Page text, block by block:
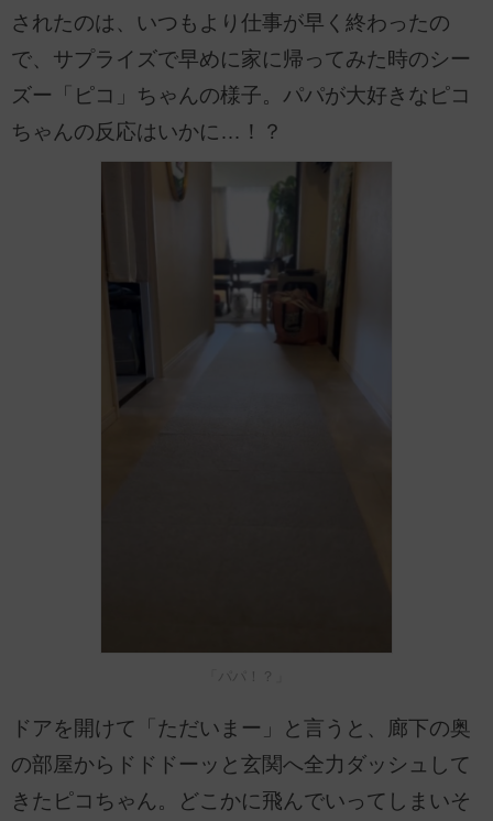
されたのは、いつもより仕事が早く終わったの
で、サプライズで早めに家に帰ってみた時のシー
ズー「ピコ」ちゃんの様子。パパが大好きなピコ
ちゃんの反応はいかに…！？
「パパ！？」
ドアを開けて「ただいまー」と言うと、廊下の奥
の部屋からドドドーッと玄関へ全力ダッシュして
きたピコちゃん。どこかに飛んでいってしまいそ